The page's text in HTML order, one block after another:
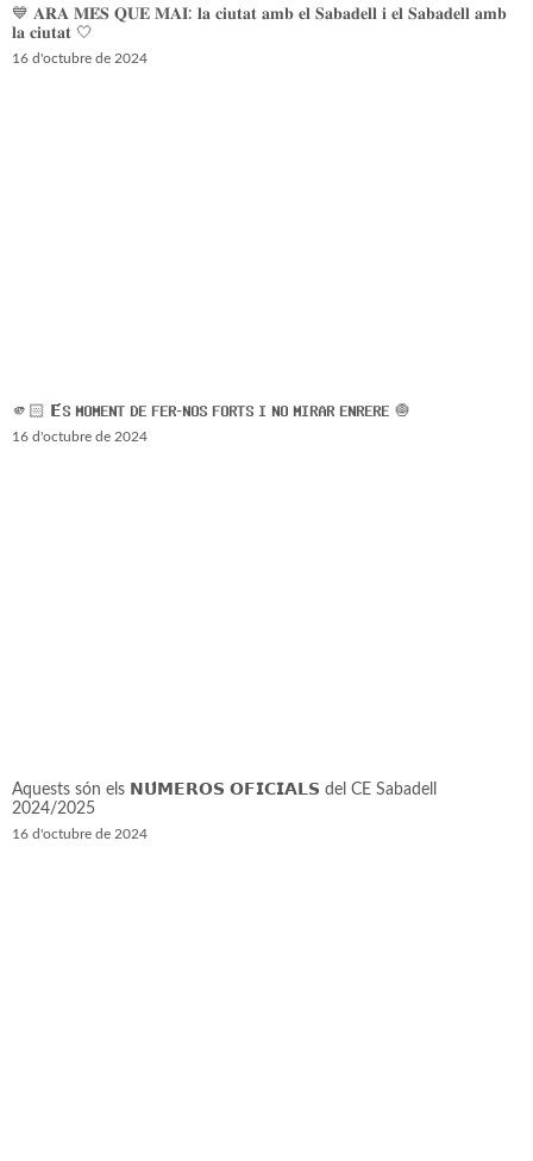
💙 𝐀𝐑𝐀 𝐌𝐄́𝐒 𝐐𝐔𝐄 𝐌𝐀𝐈: 𝐥𝐚 𝐜𝐢𝐮𝐭𝐚𝐭 𝐚𝐦𝐛 𝐞𝐥 𝐒𝐚𝐛𝐚𝐝𝐞𝐥𝐥 𝐢 𝐞𝐥 𝐒𝐚𝐛𝐚𝐝𝐞𝐥𝐥 𝐚𝐦𝐛
𝐥𝐚 𝐜𝐢𝐮𝐭𝐚𝐭 🤍
16 d'octubre de 2024
🫵🏻 𝗘́𝗦 𝗠𝗢𝗠𝗘𝗡𝗧 𝗗𝗘 𝗙𝗘𝗥-𝗡𝗢𝗦 𝗙𝗢𝗥𝗧𝗦 𝗜 𝗡𝗢 𝗠𝗜𝗥𝗔𝗥 𝗘𝗡𝗥𝗘𝗥𝗘 🧅
16 d'octubre de 2024
Aquests són els 𝗡𝗨́𝗠𝗘𝗥𝗢𝗦 𝗢𝗙𝗜𝗖𝗜𝗔𝗟𝗦 del CE Sabadell
2024/2025
16 d'octubre de 2024